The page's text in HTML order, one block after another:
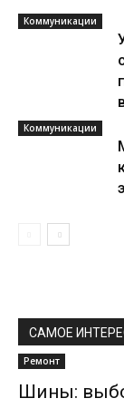
Коммуникации
Коммуникации
САМОЕ
Ремонт
Шины: